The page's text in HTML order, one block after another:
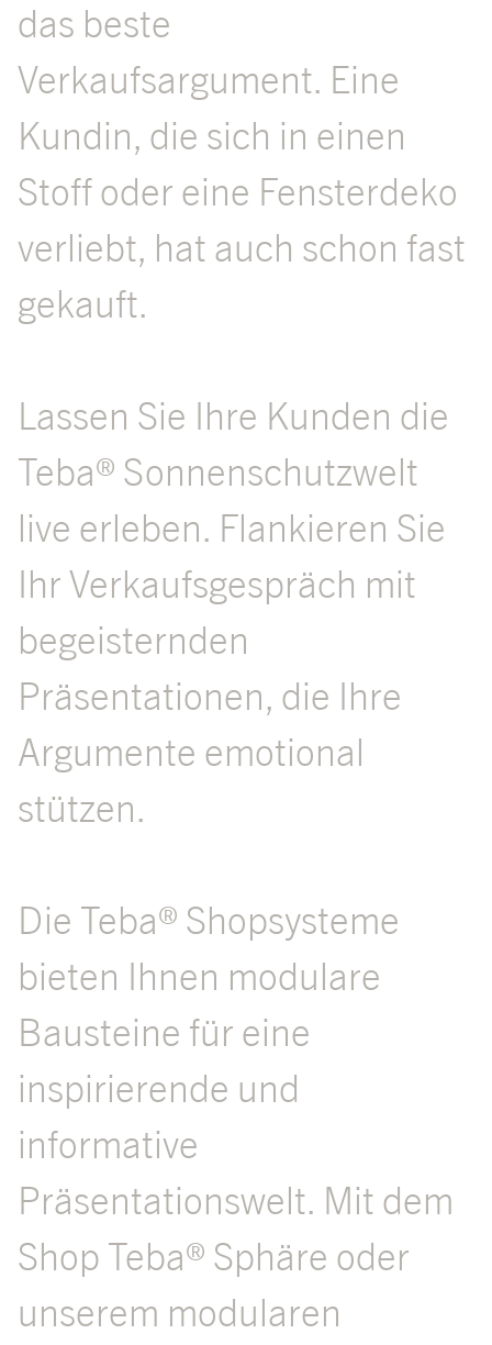
das beste
Verkaufsargument. Eine
Kundin, die sich in einen
Stoff oder eine Fensterdeko
verliebt, hat auch schon fast
gekauft.
Lassen Sie Ihre Kunden die
Teba® Sonnenschutzwelt
live erleben. Flankieren Sie
Ihr Verkaufsgespräch mit
begeisternden
Präsentationen, die Ihre
Argumente emotional
stützen.
Die Teba® Shopsysteme
bieten Ihnen modulare
Bausteine für eine
inspirierende und
informative
Präsentationswelt. Mit dem
Shop Teba® Sphäre oder
unserem modularen